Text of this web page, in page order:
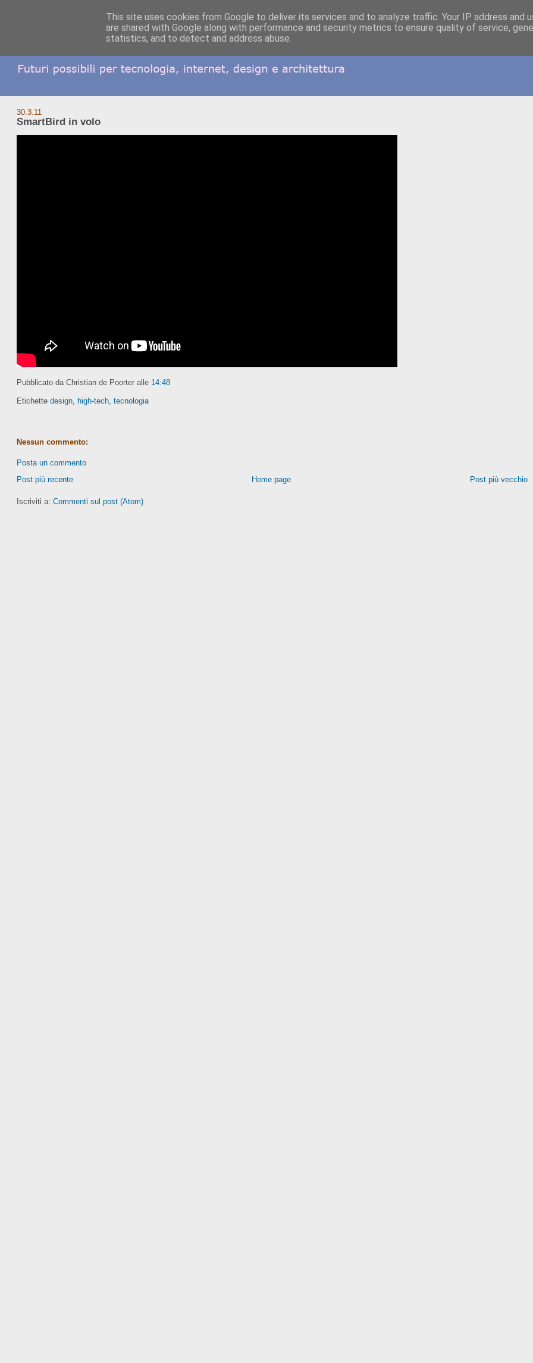
30.3.11
SmartBird in volo
Pubblicato da Christian de Poorter alle 14:48
Etichette design, high-tech, tecnologia
Nessun commento:
Posta un commento
Post più recente
Post più vecchio
Home page
Iscriviti a: Commenti sul post (Atom)
This site uses cookies from Google to deliver its services and to analyze traffic. Your IP address and
are shared with Google along with performance and security metrics to ensure quality of service,
statistics, and to detect and address abuse.